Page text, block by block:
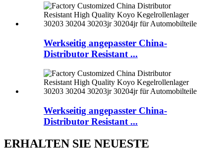
Werkseitig angepasster China-
Distributor Resistant ...
Werkseitig angepasster China-
Distributor Resistant ...
ERHALTEN SIE NEUESTE